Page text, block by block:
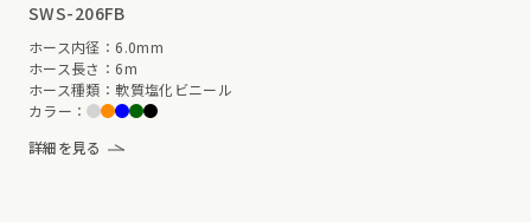
SWS-206FB
ホース内径：6.0mm
ホース長さ：6m
ホース種類：軟質塩化ビニール
カラー：
詳細を見る